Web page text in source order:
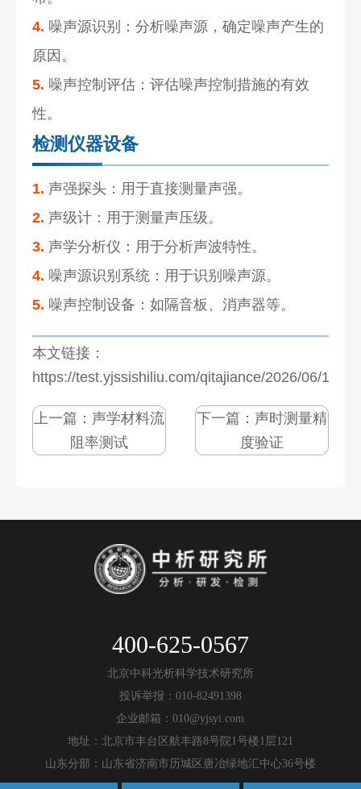
4. 噪声源识别：分析噪声源，确定噪声产生的
原因。
5. 噪声控制评估：评估噪声控制措施的有效
性。
检测仪器设备
1. 声强探头：用于直接测量声强。
2. 声级计：用于测量声压级。
3. 声学分析仪：用于分析声波特性。
4. 噪声源识别系统：用于识别噪声源。
5. 噪声控制设备：如隔音板、消声器等。
本文链接：
https://test.yjssishiliu.com/qitajiance/2026/06/
上一篇： 声学材料流
阻率测试
下一篇： 声时测量精
度验证
400-625-0567
北京中科光析科学技术研究所
投诉举报：010-82491398
企业邮箱：010@yjsyi.com
地址：北京市丰台区航丰路8号院1号楼1层121
山东分部：山东省济南市历城区唐冶绿地汇中心36号楼